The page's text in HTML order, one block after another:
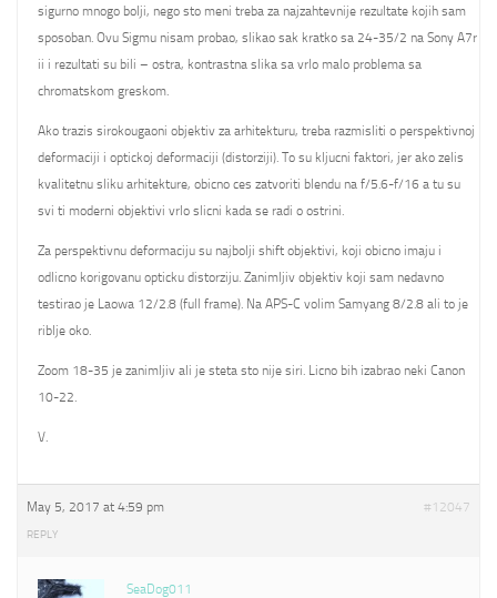
sigurno mnogo bolji, nego sto meni treba za najzahtevnije rezultate kojih sam
sposoban. Ovu Sigmu nisam probao, slikao sak kratko sa 24-35/2 na Sony A7r
ii i rezultati su bili – ostra, kontrastna slika sa vrlo malo problema sa
chromatskom greskom.
Ako trazis sirokougaoni objektiv za arhitekturu, treba razmisliti o perspektivnoj
deformaciji i optickoj deformaciji (distorziji). To su kljucni faktori, jer ako zelis
kvalitetnu sliku arhitekture, obicno ces zatvoriti blendu na f/5.6-f/16 a tu su
svi ti moderni objektivi vrlo slicni kada se radi o ostrini.
Za perspektivnu deformaciju su najbolji shift objektivi, koji obicno imaju i
odlicno korigovanu opticku distorziju. Zanimljiv objektiv koji sam nedavno
testirao je Laowa 12/2.8 (full frame). Na APS-C volim Samyang 8/2.8 ali to je
riblje oko.
Zoom 18-35 je zanimljiv ali je steta sto nije siri. Licno bih izabrao neki Canon
10-22.
V.
May 5, 2017 at 4:59 pm #12047
REPLY
SeaDog011